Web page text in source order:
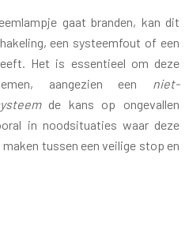
gaat branden, kan dit
een systeemfout of een
Het is essentieel om deze
aangezien een niet-
de kans op ongevallen
in noodsituaties waar deze
tussen een veilige stop en